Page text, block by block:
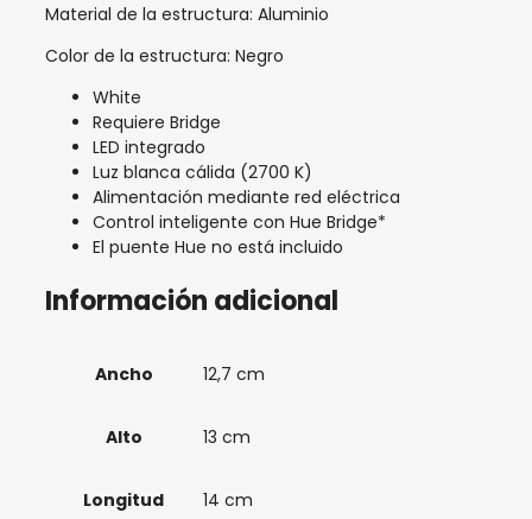
Material de la estructura: Aluminio
Color de la estructura: Negro
White
Requiere Bridge
LED integrado
Luz blanca cálida (2700 K)
Alimentación mediante red eléctrica
Control inteligente con Hue Bridge*
El puente Hue no está incluido
Información adicional
Ancho 12,7 cm
Alto 13 cm
Longitud 14 cm